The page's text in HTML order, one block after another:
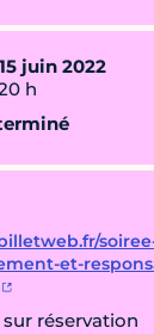
juin 2022
h
et-
réservation